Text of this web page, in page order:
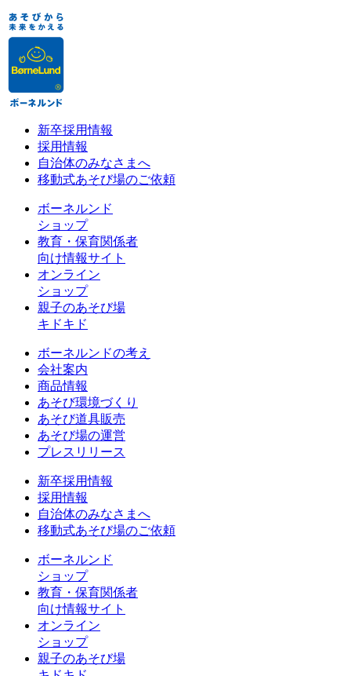
新卒採用情報
採用情報
自治体のみなさまへ
移動式あそび場のご依頼
ボーネルンド
ショップ
教育・保育関係者
向け情報サイト
オンライン
ショップ
親子のあそび場
キドキド
ボーネルンドの考え
会社案内
商品情報
あそび環境づくり
あそび道具販売
あそび場の運営
プレスリリース
新卒採用情報
採用情報
自治体のみなさまへ
移動式あそび場のご依頼
ボーネルンド
ショップ
教育・保育関係者
向け情報サイト
オンライン
ショップ
親子のあそび場